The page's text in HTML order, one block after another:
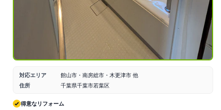
対応エリア
館山市・南房総市・木更津市 他
住所
千葉県千葉市若葉区
得意なリフォーム